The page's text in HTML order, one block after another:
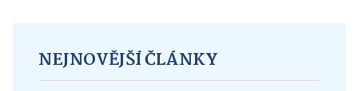
NEJNOVĚJŠÍ ČLÁNKY